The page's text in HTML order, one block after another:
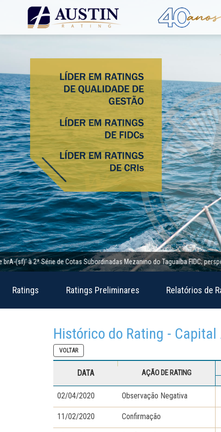
2ª Série de Cotas Subordinadas Mezanino do Taguaíba FIDC; perspectiva
Ratings Ratings Preliminares Relatórios de
Histórico do Rating - Capital
VOLTAR
DATA AÇÃO DE RATING
02/04/2020 Observação Negativa
11/02/2020 Confirmação